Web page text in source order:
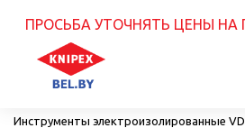
УТОЧНЯТЬ ЦЕНЫ НА
Инструменты электроизолированные